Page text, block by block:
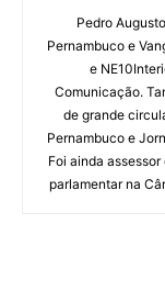
Pedro
Pernambuco e
e
Comunicação.
de grande
Pernambuco e
Foi ainda
parlamentar na